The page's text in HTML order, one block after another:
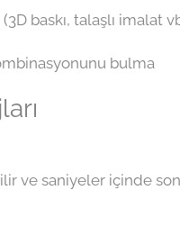
baskı, talaşlı imalat
bulma
ve saniyeler içinde